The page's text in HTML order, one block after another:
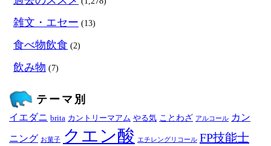
雑文・エセー (13)
食べ物飲食 (2)
飲み物 (7)
テーマ別
イエダニ brita カントリーマアム やる気 ことわざ アルコール カン
ニング お菓子 クエン酸 エチレングリコール FP技能士